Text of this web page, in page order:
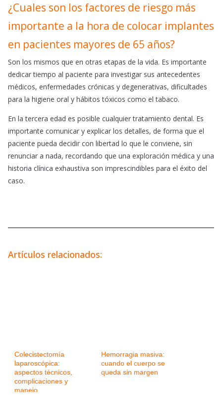
¿Cuales son los factores de riesgo más
importante a la hora de colocar implantes
en pacientes mayores de 65 años?
Son los mismos que en otras etapas de la vida. Es importante
dedicar tiempo al paciente para investigar sus antecedentes
médicos, enfermedades crónicas y degenerativas, dificultades
para la higiene oral y hábitos tóxicos como el tabaco.
En la tercera edad es posible cualquier tratamiento dental. Es
importante comunicar y explicar los detalles, de forma que el
paciente pueda decidir con libertad lo que le conviene, sin
renunciar a nada, recordando que una exploración médica y una
historia clínica exhaustiva son imprescindibles para el éxito del
caso.
Artículos relacionados:
Colecistectomía
laparoscópica:
aspectos técnicos,
complicaciones y
manejo
Hemorragia masiva:
cuando el cuerpo se
queda sin margen